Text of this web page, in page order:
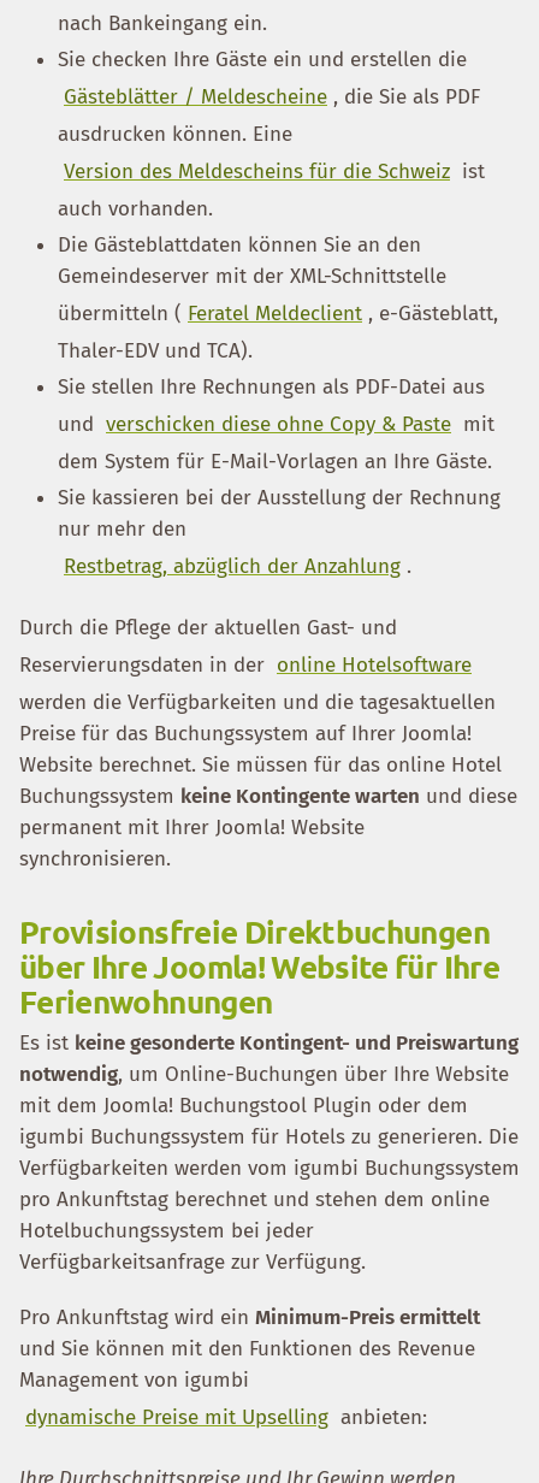
nach Bankeingang ein.
Sie checken Ihre Gäste ein und erstellen die
Gästeblätter / Meldescheine , die Sie als PDF
ausdrucken können. Eine
Version des Meldescheins für die Schweiz ist
auch vorhanden.
Die Gästeblattdaten können Sie an den
Gemeindeserver mit der XML-Schnittstelle
übermitteln ( Feratel Meldeclient , e-Gästeblatt,
Thaler-EDV und TCA).
Sie stellen Ihre Rechnungen als PDF-Datei aus
und verschicken diese ohne Copy & Paste mit
dem System für E-Mail-Vorlagen an Ihre Gäste.
Sie kassieren bei der Ausstellung der Rechnung
nur mehr den
Restbetrag, abzüglich der Anzahlung .
Durch die Pflege der aktuellen Gast- und
Reservierungsdaten in der online Hotelsoftware
werden die Verfügbarkeiten und die tagesaktuellen
Preise für das Buchungssystem auf Ihrer Joomla!
Website berechnet. Sie müssen für das online Hotel
Buchungssystem keine Kontingente warten und diese
permanent mit Ihrer Joomla! Website
synchronisieren.
Provisionsfreie Direktbuchungen
über Ihre Joomla! Website für Ihre
Ferienwohnungen
Es ist keine gesonderte Kontingent- und Preiswartung
notwendig, um Online-Buchungen über Ihre Website
mit dem Joomla! Buchungstool Plugin oder dem
igumbi Buchungssystem für Hotels zu generieren. Die
Verfügbarkeiten werden vom igumbi Buchungssystem
pro Ankunftstag berechnet und stehen dem online
Hotelbuchungssystem bei jeder
Verfügbarkeitsanfrage zur Verfügung.
Pro Ankunftstag wird ein Minimum-Preis ermittelt
und Sie können mit den Funktionen des Revenue
Management von igumbi
dynamische Preise mit Upselling anbieten: